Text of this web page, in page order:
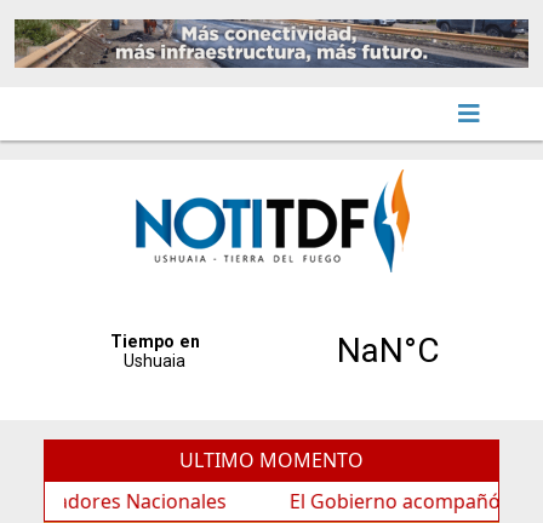
ULTIMO MOMENTO
Nacionales
El Gobierno acompañó la entrega